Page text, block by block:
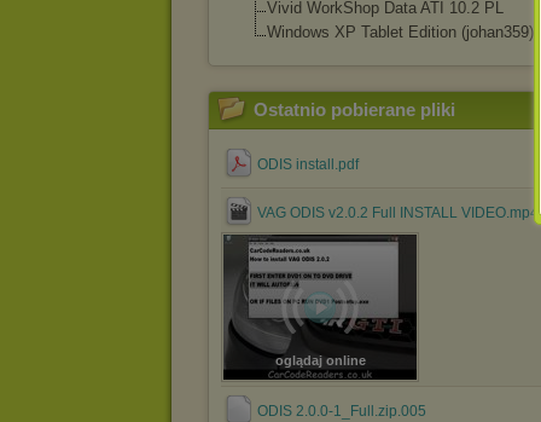
Vivid WorkShop Data ATI 10.2 PL
Windows XP Tablet Edition (johan359)
Ostatnio pobierane pliki
ODIS install.pdf
VAG ODIS v2.0.2 Full INSTALL VIDEO.mp4
oglądaj online
ODIS 2.0.0-1_Full.zip.005